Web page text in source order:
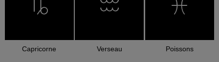
Capricorne Verseau Poissons